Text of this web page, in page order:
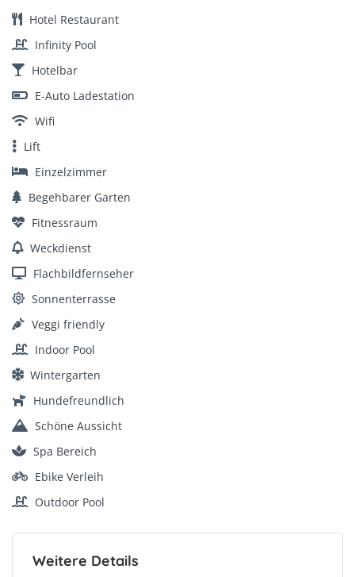
Hotel Restaurant
Infinity Pool
Hotelbar
E-Auto Ladestation
Wifi
Lift
Einzelzimmer
Begehbarer Garten
Fitnessraum
Weckdienst
Flachbildfernseher
Sonnenterrasse
Veggi friendly
Indoor Pool
Wintergarten
Hundefreundlich
Schöne Aussicht
Spa Bereich
Ebike Verleih
Outdoor Pool
Weitere Details